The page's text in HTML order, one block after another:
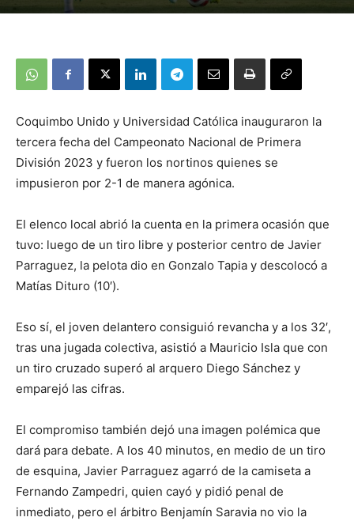
Coquimbo Unido y Universidad Católica inauguraron la
tercera fecha del Campeonato Nacional de Primera
División 2023 y fueron los nortinos quienes se
impusieron por 2-1 de manera agónica.
El elenco local abrió la cuenta en la primera ocasión que
tuvo: luego de un tiro libre y posterior centro de Javier
Parraguez, la pelota dio en Gonzalo Tapia y descolocó a
Matías Dituro (10′).
Eso sí, el joven delantero consiguió revancha y a los 32′,
tras una jugada colectiva, asistió a Mauricio Isla que con
un tiro cruzado superó al arquero Diego Sánchez y
emparejó las cifras.
El compromiso también dejó una imagen polémica que
dará para debate. A los 40 minutos, en medio de un tiro
de esquina, Javier Parraguez agarró de la camiseta a
Fernando Zampedri, quien cayó y pidió penal de
inmediato, pero el árbitro Benjamín Saravia no vio la